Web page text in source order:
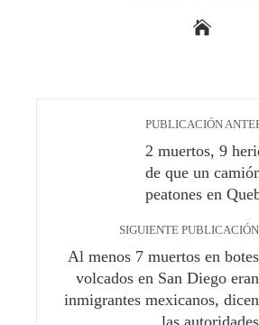
PUBLICACIÓN
2 muertos, 9
de que un
peatones en
SIGUIENTE PUBLICACIÓN
Al menos 7 muertos en botes
volcados en San Diego eran
inmigrantes mexicanos, dicen
las autoridades